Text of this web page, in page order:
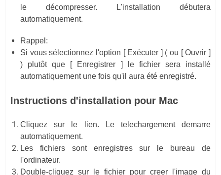
le décompresser. L'installation débutera
automatiquement.
Rappel:
Si vous sélectionnez l'option [ Exécuter ] ( ou [ Ouvrir ]
) plutôt que [ Enregistrer ] le fichier sera installé
automatiquement une fois qu'il aura été enregistré.
Instructions d'installation pour Mac
Cliquez sur le lien. Le telechargement demarre
automatiquement.
Les fichiers sont enregistres sur le bureau de
l'ordinateur.
Double-cliquez sur le fichier pour creer l'image du